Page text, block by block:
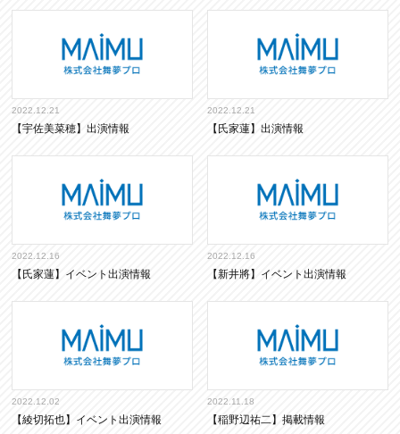
2022.12.21
【宇佐美菜穂】出演情報
2022.12.21
【氏家蓮】出演情報
2022.12.16
【氏家蓮】イベント出演情報
2022.12.16
【新井將】イベント出演情報
2022.12.02
【綾切拓也】イベント出演情報
2022.11.18
【稲野辺祐二】掲載情報